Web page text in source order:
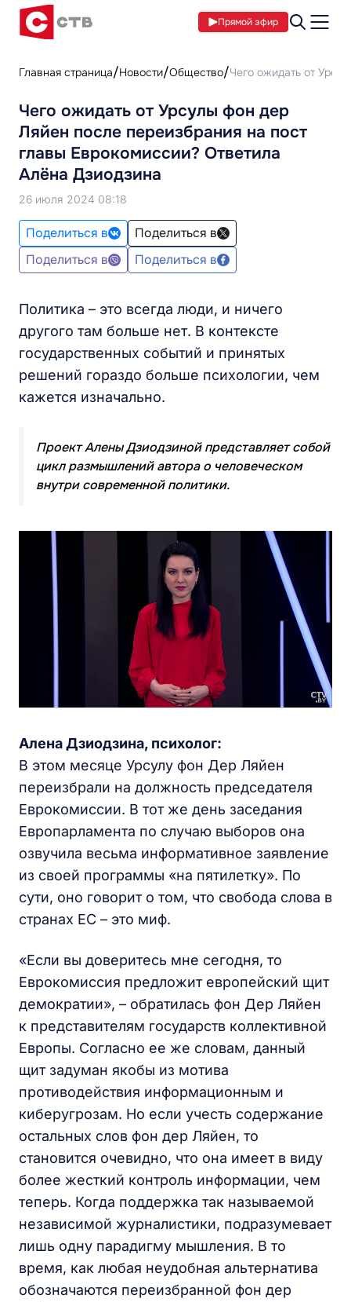
Прямой эфир
Главная страница Новости Общество Чего ожидать от
Чего ожидать от Урсулы фон дер
Ляйен после переизбрания на пост
главы Еврокомиссии? Ответила
Алёна Дзиодзина
26 июля 2024 08:18
Поделиться в
Поделиться в
Поделиться в
Поделиться в
Политика – это всегда люди, и ничего
другого там больше нет. В контексте
государственных событий и принятых
решений гораздо больше психологии, чем
кажется изначально.
Проект Алены Дзиодзиной представляет собой
цикл размышлений автора о человеческом
внутри современной политики.
Алена Дзиодзина, психолог:
В этом месяце Урсулу фон Дер Ляйен
переизбрали на должность председателя
Еврокомиссии. В тот же день заседания
Европарламента по случаю выборов она
озвучила весьма информативное заявление
из своей программы «на пятилетку». По
сути, оно говорит о том, что свобода слова в
странах ЕС – это миф.
«Если вы доверитесь мне сегодня, то
Еврокомиссия предложит европейский щит
демократии», – обратилась фон Дер Ляйен
к представителям государств коллективной
Европы. Согласно ее же словам, данный
щит задуман якобы из мотива
противодействия информационным и
киберугрозам. Но если учесть содержание
остальных слов фон дер Ляйен, то
становится очевидно, что она имеет в виду
более жесткий контроль информации, чем
теперь. Когда поддержка так называемой
независимой журналистики, подразумевает
лишь одну парадигму мышления. В то
время, как любая неудобная альтернатива
обозначаются переизбранной фон дер